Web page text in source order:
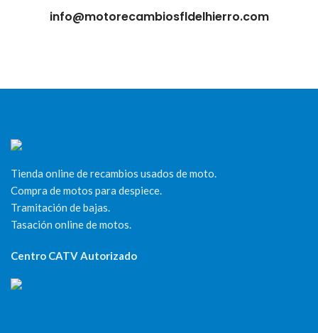
info@motorecambiosfldelhierro.com
Tienda online de recambios usados de moto.
Compra de motos para despiece.
Tramitación de bajas.
Tasación online de motos.
Centro CATV Autorizado